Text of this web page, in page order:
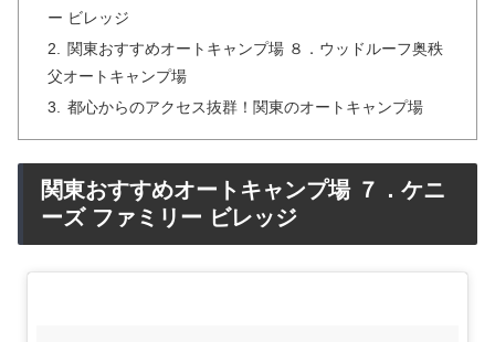
ー ビレッジ
関東おすすめオートキャンプ場 ８．ウッドルーフ奥秩
父オートキャンプ場
都心からのアクセス抜群！関東のオートキャンプ場
関東おすすめオートキャンプ場 ７．ケニ
ーズ ファミリー ビレッジ